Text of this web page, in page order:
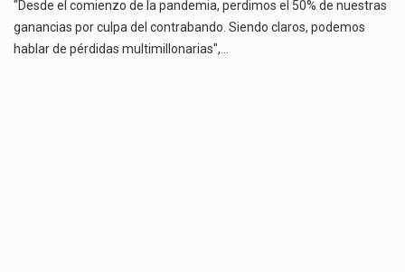
"Desde el comienzo de la pandemia, perdimos el 50% de nuestras
ganancias por culpa del contrabando. Siendo claros, podemos
hablar de pérdidas multimillonarias",…